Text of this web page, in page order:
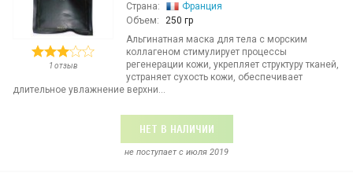
1 отзыв
Страна:
Франция
Объем:
250 гр
Альгинатная маска для тела с морским
коллагеном стимулирует процессы
регенерации кожи, укрепляет структуру тканей,
устраняет сухость кожи, обеспечивает
длительное увлажнение верхни...
НЕТ В НАЛИЧИИ
не поступает c июля 2019